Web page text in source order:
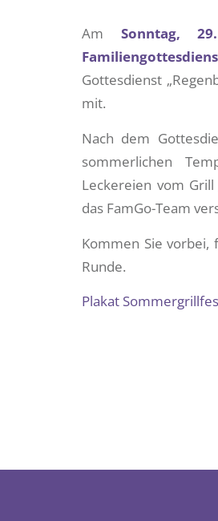
Am Sonntag,
Gottesdienst
mit.
Nach dem
sommerlichen
Leckereien vom
das FamGo-Team
Kommen Sie vorbei,
Runde.
Plakat